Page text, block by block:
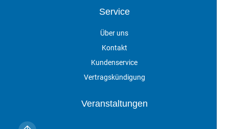
Service
Über uns
Kontakt
Kundenservice
Vertragskündigung
Veranstaltungen